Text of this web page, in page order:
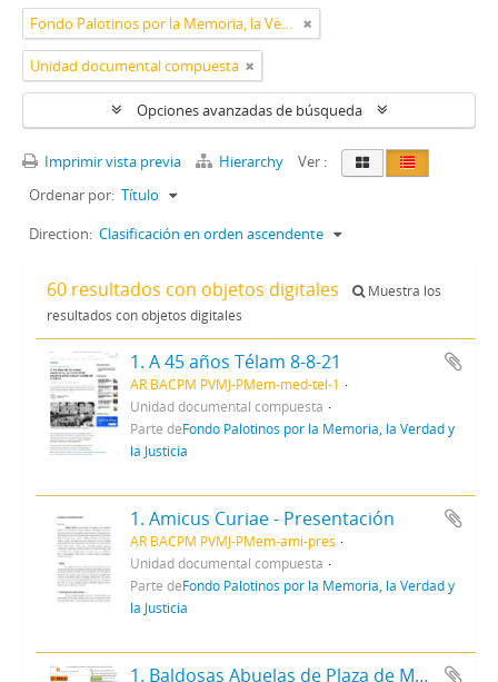
Fondo Palotinos por la Memoria, la Verdad y la Justicia
Unidad documental compuesta
Opciones avanzadas de búsqueda
Imprimir vista previa Hierarchy
Ver :
Ordenar por: Título
Direction: Clasificación en orden ascendente
60 resultados con objetos digitales
Muestra los
resultados con objetos digitales
1. A 45 años Télam 8-8-21
AR BACPM PVMJ-PMem-med-tel-1
Unidad documental compuesta
Parte deFondo Palotinos por la Memoria, la Verdad y
la Justicia
1. Amicus Curiae - Presentación
AR BACPM PVMJ-PMem-ami-pres
Unidad documental compuesta
Parte deFondo Palotinos por la Memoria, la Verdad y
la Justicia
1. Baldosas Abuelas de Plaza de Mayo 5-7-18